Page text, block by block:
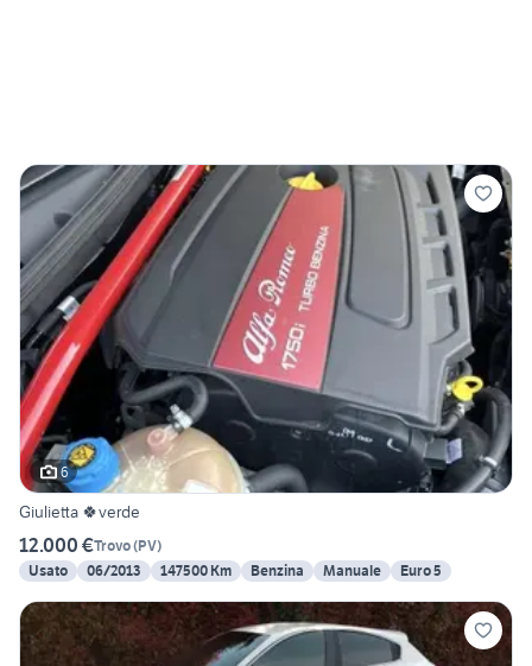
6
Giulietta 🍀verde
12.000 €Trovo(PV)
Usato
06/2013 147500 Km Benzina Manuale Euro 5